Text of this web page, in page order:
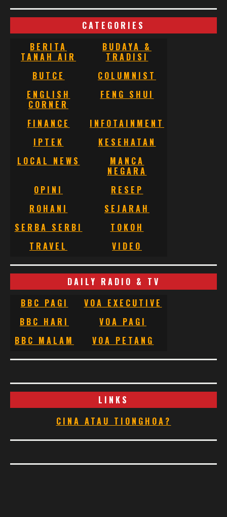
CATEGORIES
BERITA
TANAH AIR
BUDAYA &
TRADISI
BUTCE
COLUMNIST
ENGLISH
CORNER
FENG SHUI
FINANCE
INFOTAINMENT
IPTEK
KESEHATAN
LOCAL NEWS
MANCA
NEGARA
OPINI
RESEP
ROHANI
SEJARAH
SERBA SERBI
TOKOH
TRAVEL
VIDEO
DAILY RADIO & TV
BBC PAGI
VOA EXECUTIVE
BBC HARI
VOA PAGI
BBC MALAM
VOA PETANG
LINKS
CINA ATAU TIONGHOA?